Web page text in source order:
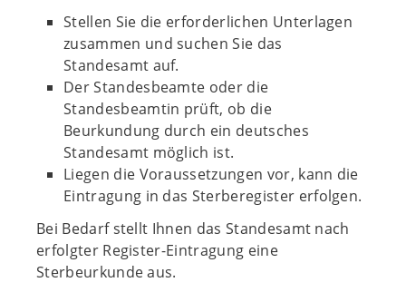
Stellen Sie die erforderlichen Unterlagen
zusammen und suchen Sie das
Standesamt auf.
Der Standesbeamte oder die
Standesbeamtin prüft, ob die
Beurkundung durch ein deutsches
Standesamt möglich ist.
Liegen die Voraussetzungen vor, kann die
Eintragung in das Sterberegister erfolgen.
Bei Bedarf stellt Ihnen das Standesamt nach
erfolgter Register-Eintragung eine
Sterbeurkunde aus.